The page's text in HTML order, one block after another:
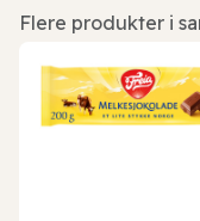
Flere produkter i